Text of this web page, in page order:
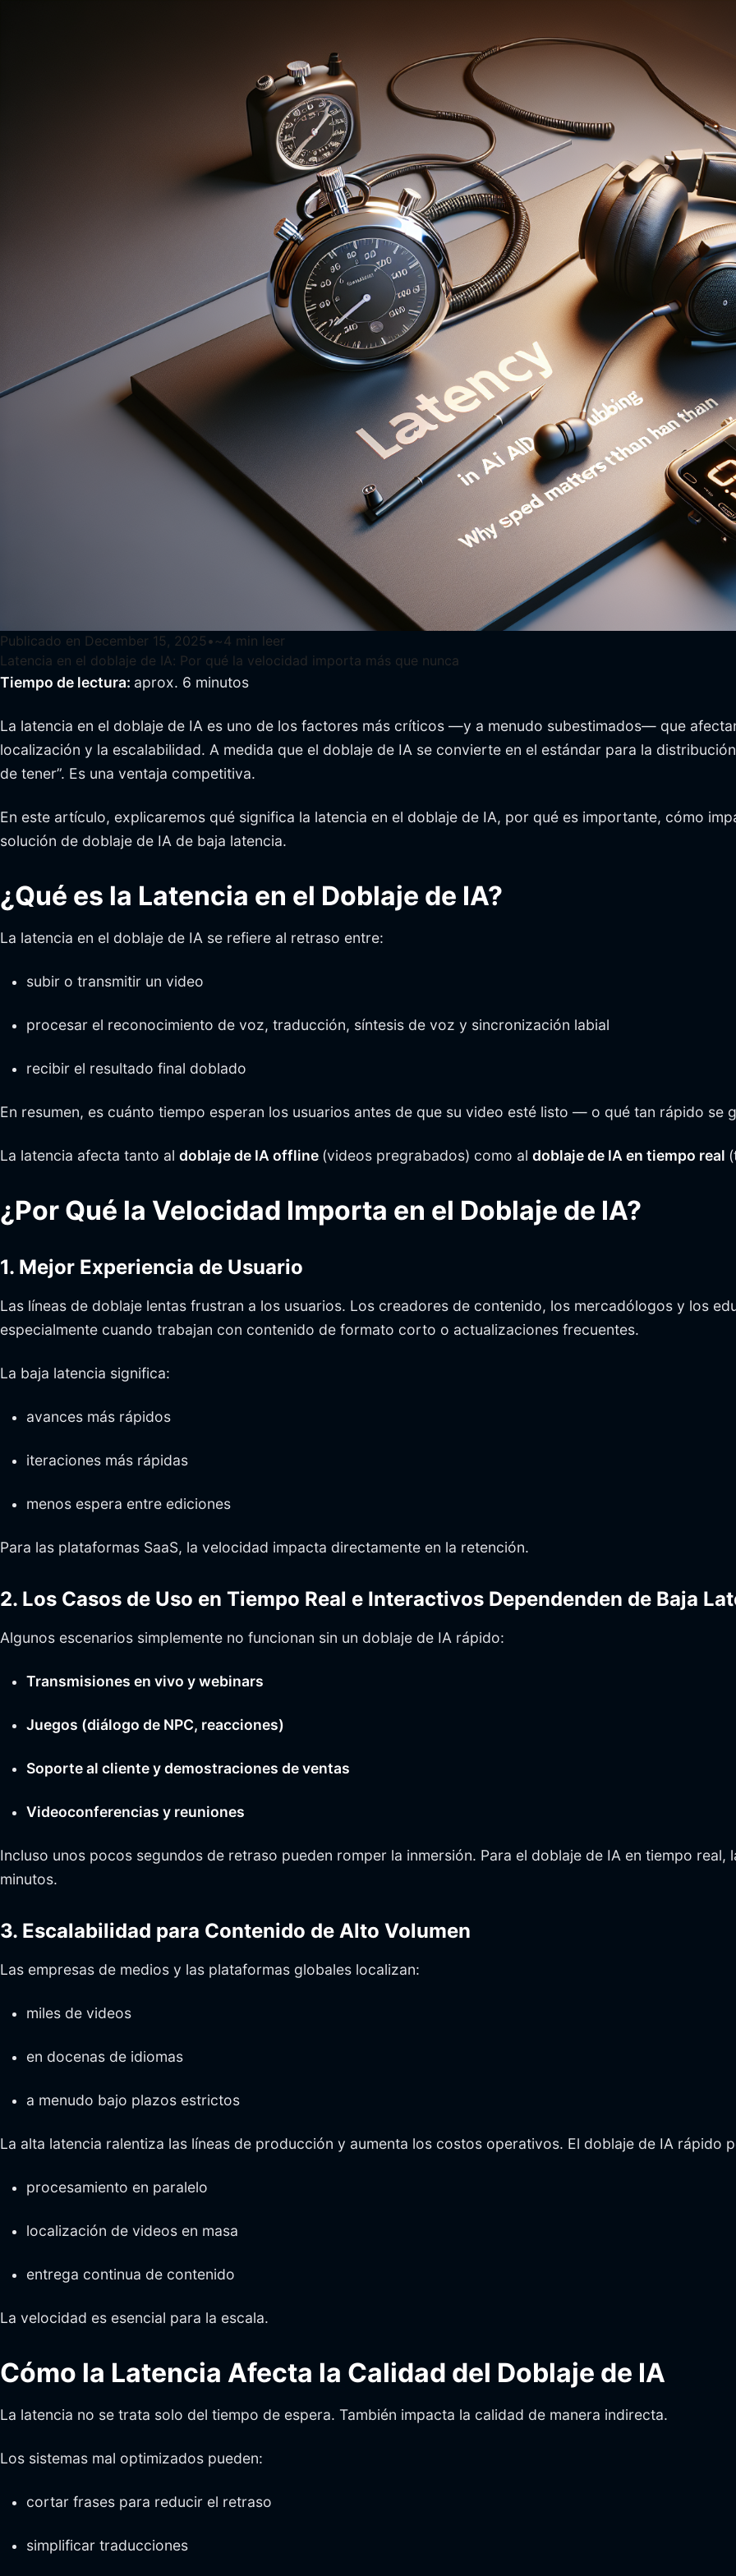
Publicado en December 15, 2025 • ~4 min leer
Latencia en el doblaje de IA: Por qué la velocidad importa más que nunca
Tiempo de lectura: aprox. 6 minutos
La latencia en el doblaje de IA es uno de los factores más críticos —y a menudo subestimados— que
localización y la escalabilidad. A medida que el doblaje de IA se convierte en el estándar para la
de tener”. Es una ventaja competitiva.
En este artículo, explicaremos qué significa la latencia en el doblaje de IA, por qué es importante, cómo
solución de doblaje de IA de baja latencia.
¿Qué es la Latencia en el Doblaje de IA?
La latencia en el doblaje de IA se refiere al retraso entre:
subir o transmitir un video
procesar el reconocimiento de voz, traducción, síntesis de voz y sincronización labial
recibir el resultado final doblado
En resumen, es cuánto tiempo esperan los usuarios antes de que su video esté listo — o qué tan rápido se
La latencia afecta tanto al doblaje de IA offline (videos pregrabados) como al doblaje de IA en tiempo real
¿Por Qué la Velocidad Importa en el Doblaje de IA?
1. Mejor Experiencia de Usuario
Las líneas de doblaje lentas frustran a los usuarios. Los creadores de contenido, los mercadólogos y los
especialmente cuando trabajan con contenido de formato corto o actualizaciones frecuentes.
La baja latencia significa:
avances más rápidos
iteraciones más rápidas
menos espera entre ediciones
Para las plataformas SaaS, la velocidad impacta directamente en la retención.
2. Los Casos de Uso en Tiempo Real e Interactivos Dependenden de Baja
Algunos escenarios simplemente no funcionan sin un doblaje de IA rápido:
Transmisiones en vivo y webinars
Juegos (diálogo de NPC, reacciones)
Soporte al cliente y demostraciones de ventas
Videoconferencias y reuniones
Incluso unos pocos segundos de retraso pueden romper la inmersión. Para el doblaje de IA en tiempo
minutos.
3. Escalabilidad para Contenido de Alto Volumen
Las empresas de medios y las plataformas globales localizan:
miles de videos
en docenas de idiomas
a menudo bajo plazos estrictos
La alta latencia ralentiza las líneas de producción y aumenta los costos operativos. El doblaje de IA rápido
procesamiento en paralelo
localización de videos en masa
entrega continua de contenido
La velocidad es esencial para la escala.
Cómo la Latencia Afecta la Calidad del Doblaje de IA
La latencia no se trata solo del tiempo de espera. También impacta la calidad de manera indirecta.
Los sistemas mal optimizados pueden:
cortar frases para reducir el retraso
simplificar traducciones